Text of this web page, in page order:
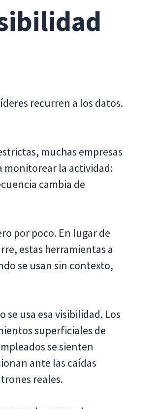
recurren a los datos.
muchas empresas
monitorear la actividad:
cambia de
por poco. En lugar de
estas herramientas a
se usan sin contexto,
se usa esa visibilidad. Los
superficiales de
se sienten
ante las caídas
reales.